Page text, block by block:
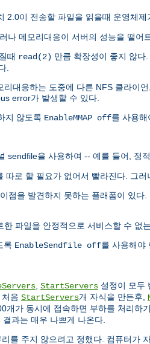
2.0이 전송할 파일을 읽을때 운영체제
나 메모리대응이 서버의 성능을 떨어
때 read(2) 만큼 확장성이 좋지 않다
.
대응하는 도중에 다른 NFS 클라이
error가 발생할 수 있다.
지 않도록 EnableMMAP off를 사용
sendfile을 사용하여 -- 예를 들어, 정
로 할 필요가 없어서 빨라진다. 그
점을 발견하지 못하는 플래폼이 있
파일을 안정적으로 서비스할 수 없
록 EnableSendfile off를 사용해야
, StartServers 설정이 모두
음 StartServers개 자식을 만든후,
개가 동시에 접속하면 부하를 처리하
과는 매우 나쁘게 나온다.
를 주지 않으려고 정했다. 컴퓨터가